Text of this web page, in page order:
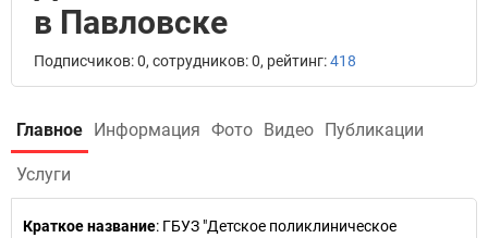
в Павловске
Подписчиков: 0, сотрудников: 0, рейтинг:418
Главное Информация Фото Видео Публикации
Услуги
Краткое название: ГБУЗ "Детское поликлиническое